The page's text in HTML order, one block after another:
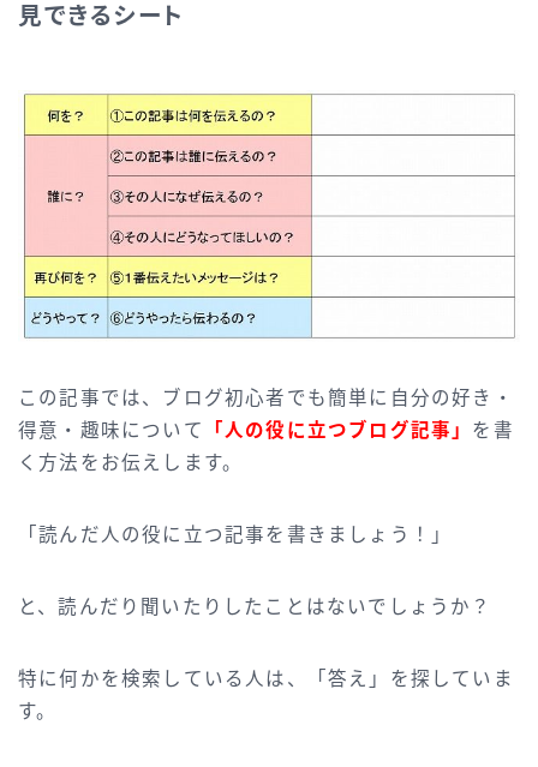
見できるシート
この記事では、ブログ初心者でも簡単に自分の好き・
得意・趣味について
「人の役に立つブログ記事」 を書
く方法をお伝えします。
「読んだ人の役に立つ記事を書きましょう！」
と、読んだり聞いたりしたことはないでしょうか？
特に何かを検索している人は、「答え」を探していま
す。